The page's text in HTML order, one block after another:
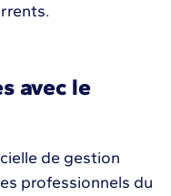
avec le
de gestion
professionnels du